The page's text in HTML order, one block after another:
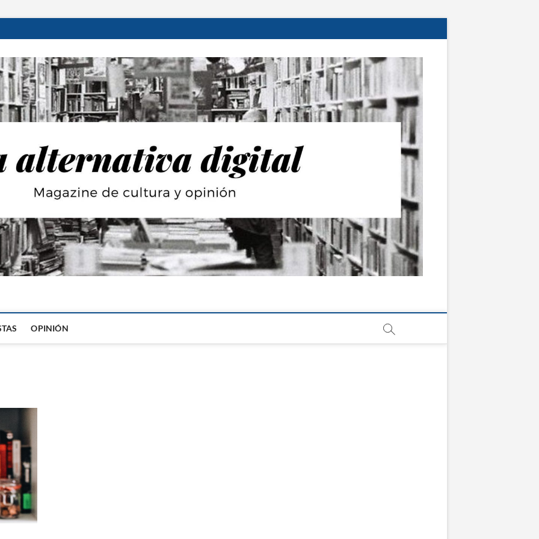
OPINIÓN